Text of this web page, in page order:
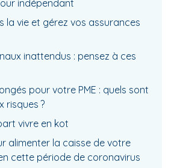
indépendant
la vie et gérez vos assurances
inattendus : pensez à ces
pour votre PME : quels sont
risques ?
vivre en kot
alimenter la caisse de votre
cette période de coronavirus